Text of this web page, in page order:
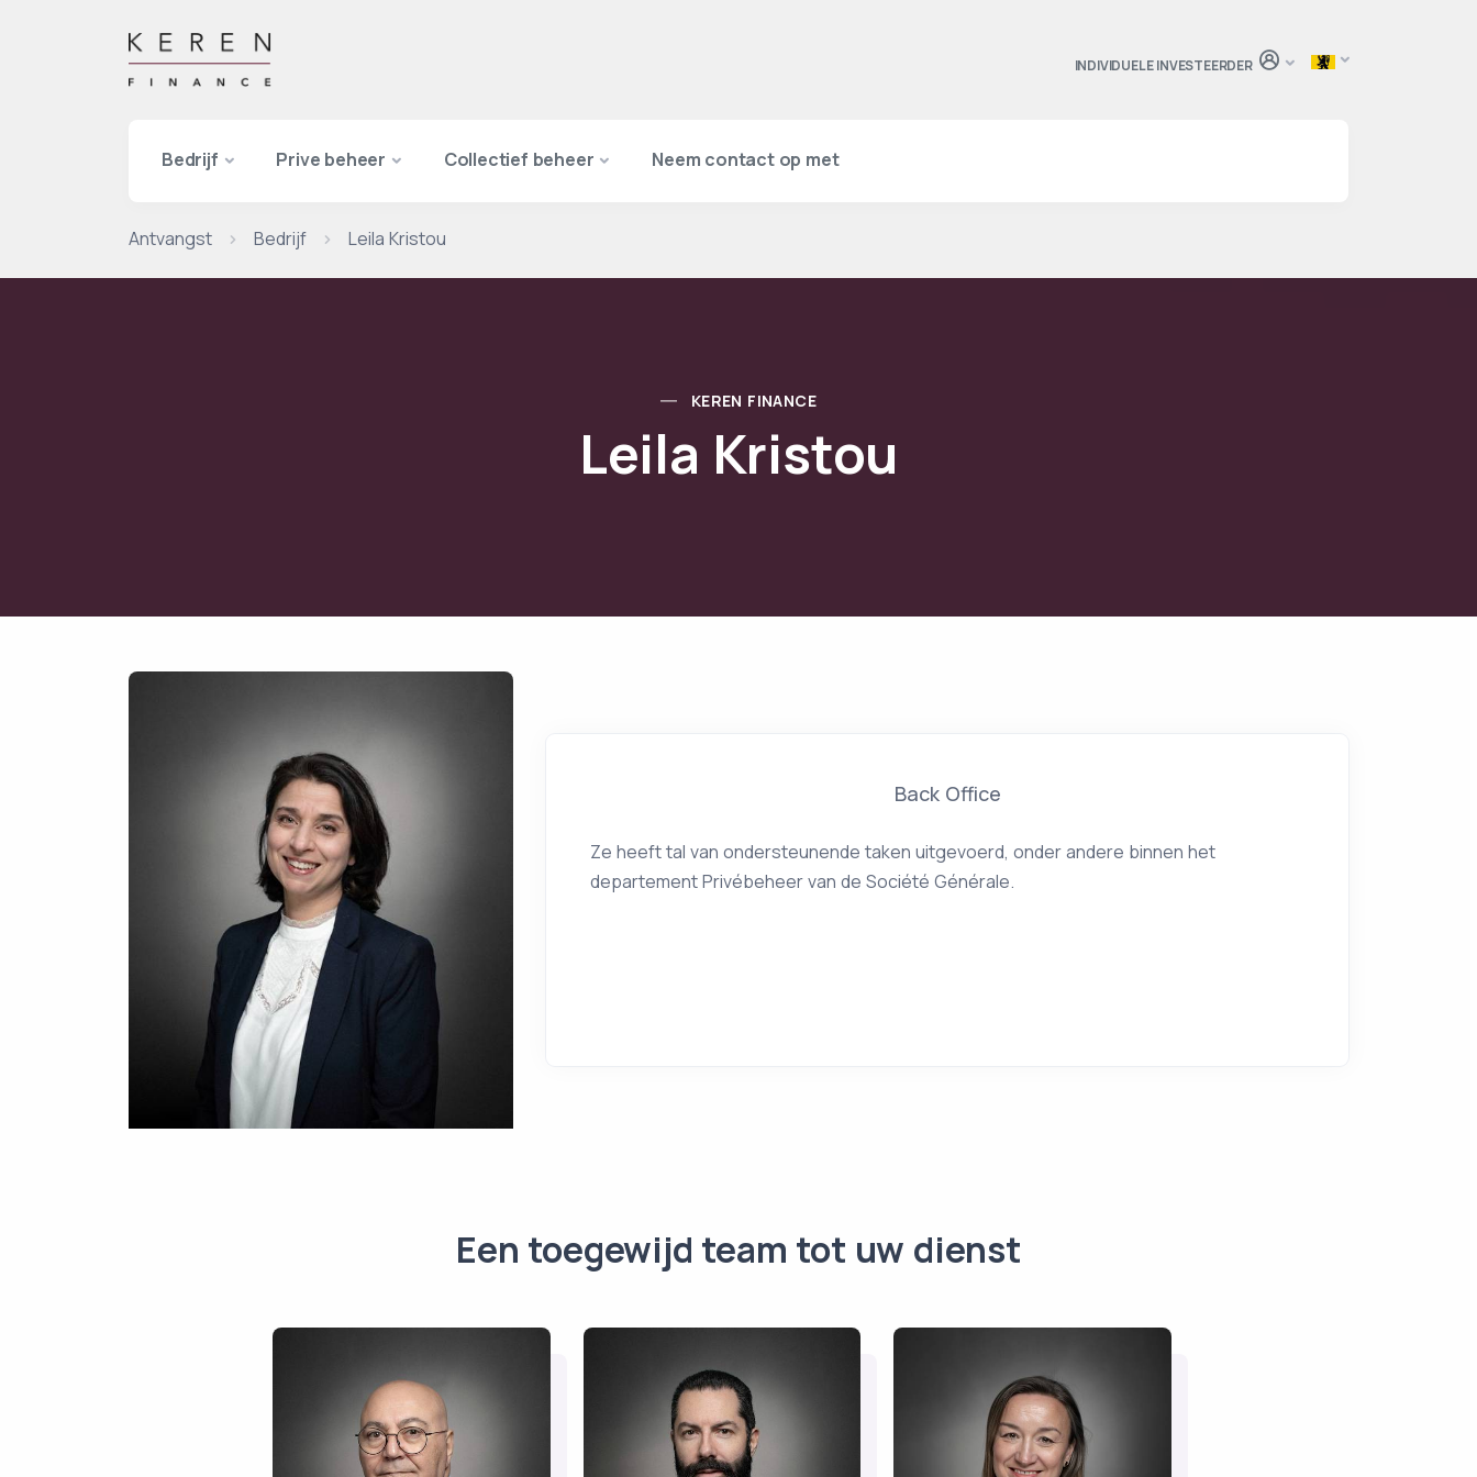
INDIVIDUELE INVESTEERDER
Bedrijf Prive beheer Collectief beheer Neem contact op met
Antvangst Bedrijf Leila Kristou
KEREN FINANCE
Leila Kristou
Back Office
Ze heeft tal van ondersteunende taken uitgevoerd, onder andere binnen het
departement Privébeheer van de Société Générale.
Een toegewijd team tot uw dienst
Raphaël
Elmaleh
Vincent
Schmidt
Christelle
Dupuis